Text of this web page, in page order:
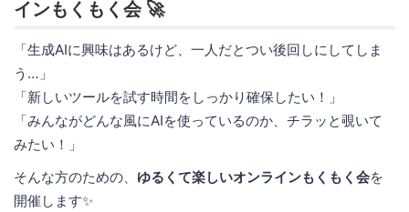
インもくもく会 🚀
「生成AIに興味はあるけど、一人だとつい後回しにしてしま
う…」
「新しいツールを試す時間をしっかり確保したい！」
「みんながどんな風にAIを使っているのか、チラッと覗いて
みたい！」
そんな方のための、 ゆるくて楽しいオンラインもくもく会を
開催します✨